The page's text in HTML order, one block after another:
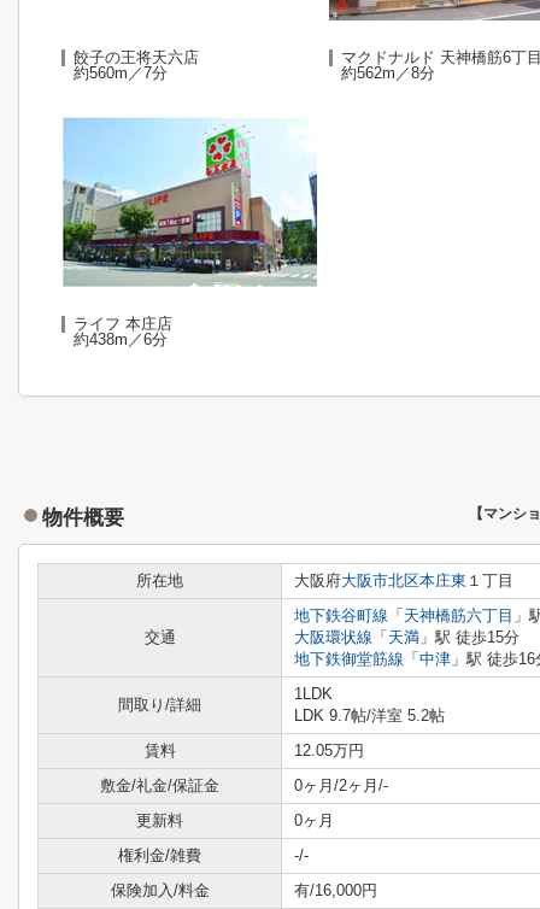
餃子の王将天六店
約560m／7分
マクドナルド 天神橋筋6丁
約562m／8分
ライフ 本庄店
約438m／6分
物件概要 【マンシ
所在地 大阪府大阪市北区本庄東 １丁目
交通
地下鉄谷町線 「 天神橋筋六丁目 」
大阪環状線 「 天満 」駅 徒歩15分
地下鉄御堂筋線 「 中津 」駅 徒歩16
間取り/詳細
1LDK
LDK 9.7帖/洋室 5.2帖
賃料
12.05万円
敷金/礼金/保証金
0ヶ月/2ヶ月/-
更新料
0ヶ月
権利金/雑費
-/-
保険加入/料金
有/16,000円